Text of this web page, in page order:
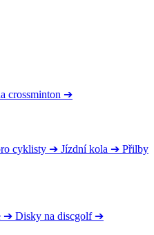
crossminton ➔
cyklisty ➔ Jízdní kola ➔ Přilby
➔ Disky na discgolf ➔